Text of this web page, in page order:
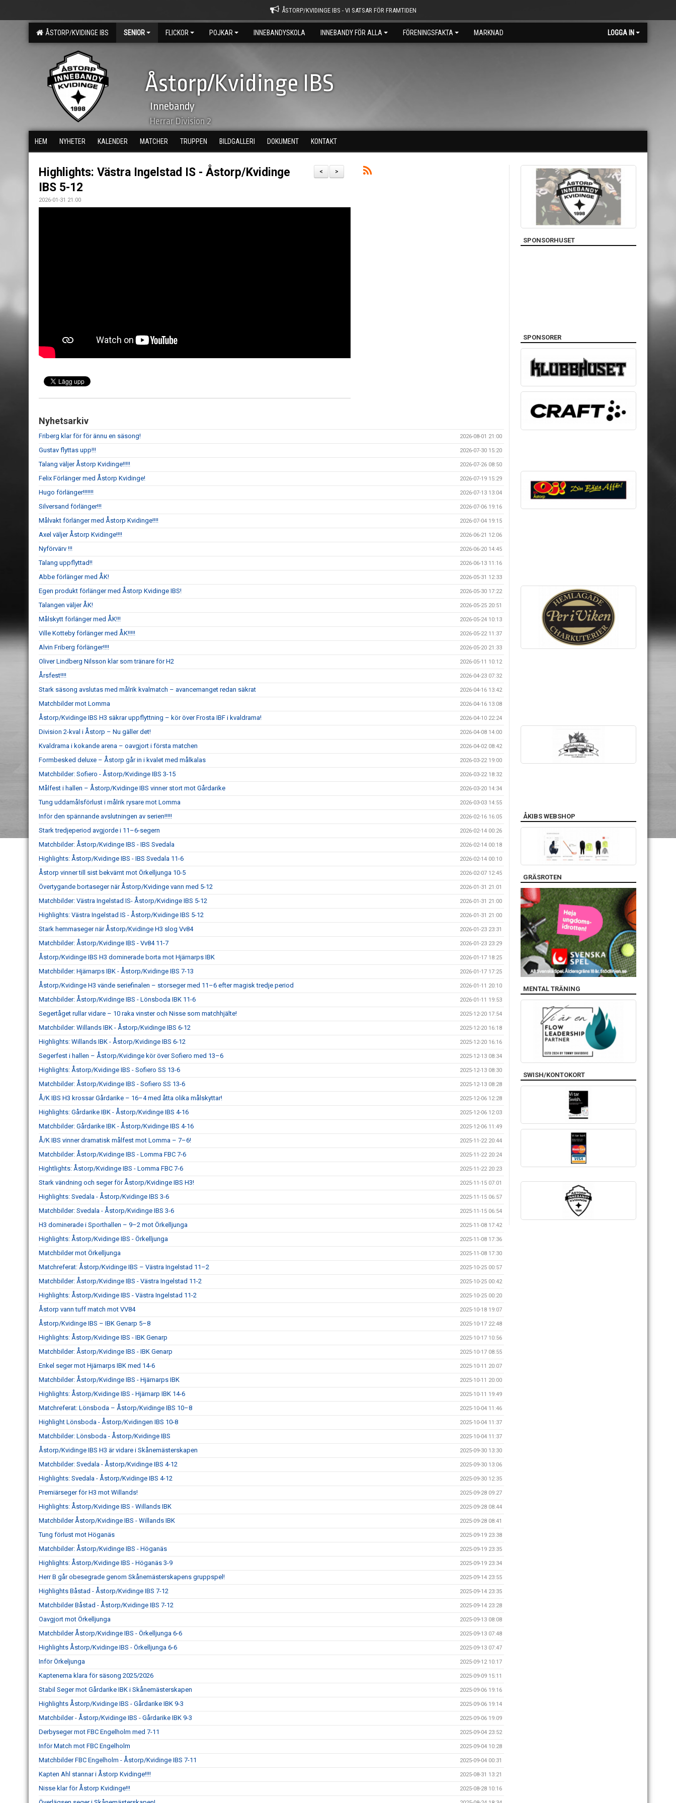
ÅSTORP/KVIDINGE IBS - VI SATSAR FÖR FRAMTIDEN
ÅSTORP/KVIDINGE IBS SENIOR FLICKOR POJKAR INNEBANDYSKOLA INNEBANDY FÖR ALLA FÖRENINGSFAKTA MARKNAD LOGGA IN
Åstorp/Kvidinge IBS
Innebandy
Herrar Division 2
HEM NYHETER KALENDER MATCHER TRUPPEN BILDGALLERI DOKUMENT KONTAKT
>
<
Highlights: Västra Ingelstad IS - Åstorp/Kvidinge
IBS 5-12
2026-01-31 21:00
Nyhetsarkiv
Friberg klar för för ännu en säsong! 2026-08-01 21:00
Gustav flyttas upp!!! 2026-07-30 15:20
Talang väljer Åstorp Kvidinge!!!!! 2026-07-26 08:50
Felix Förlänger med Åstorp Kvidinge! 2026-07-19 15:29
Hugo förlänger!!!!!!! 2026-07-13 13:04
Silversand förlänger!!! 2026-07-06 19:16
Målvakt förlänger med Åstorp Kvidinge!!!! 2026-07-04 19:15
Axel väljer Åstorp Kvidinge!!!! 2026-06-21 12:06
Nyförvärv !!! 2026-06-20 14:45
Talang uppflyttad!! 2026-06-13 11:16
Abbe förlänger med ÅK! 2026-05-31 12:33
Egen produkt förlänger med Åstorp Kvidinge IBS! 2026-05-30 17:22
Talangen väljer ÅK! 2026-05-25 20:51
Målskytt förlänger med ÅK!!! 2026-05-24 10:13
Ville Kotteby förlänger med ÅK!!!!! 2026-05-22 11:37
Alvin Friberg förlänger!!!! 2026-05-20 21:33
Oliver Lindberg Nilsson klar som tränare för H2 2026-05-11 10:12
Årsfest!!!! 2026-04-23 07:32
Stark säsong avslutas med målrik kvalmatch – avancemanget redan säkrat 2026-04-16 13:42
Matchbilder mot Lomma 2026-04-16 13:08
Åstorp/Kvidinge IBS H3 säkrar uppflyttning – kör över Frosta IBF i kvaldrama! 2026-04-10 22:24
Division 2-kval i Åstorp – Nu gäller det! 2026-04-08 14:00
Kvaldrama i kokande arena – oavgjort i första matchen 2026-04-02 08:42
Formbesked deluxe – Åstorp går in i kvalet med målkalas 2026-03-22 19:00
Matchbilder: Sofiero - Åstorp/Kvidinge IBS 3-15 2026-03-22 18:32
Målfest i hallen – Åstorp/Kvidinge IBS vinner stort mot Gårdarike 2026-03-20 14:34
Tung uddamålsförlust i målrik rysare mot Lomma 2026-03-03 14:55
Inför den spännande avslutningen av serien!!!!! 2026-02-16 16:05
Stark tredjeperiod avgjorde i 11–6-segern 2026-02-14 00:26
Matchbilder: Åstorp/Kvidinge IBS - IBS Svedala 2026-02-14 00:18
Highlights: Åstorp/Kvidinge IBS - IBS Svedala 11-6 2026-02-14 00:10
Åstorp vinner till sist bekvämt mot Örkelljunga 10-5 2026-02-07 12:45
Övertygande bortaseger när Åstorp/Kvidinge vann med 5-12 2026-01-31 21:01
Matchbilder: Västra Ingelstad IS- Åstorp/Kvidinge IBS 5-12 2026-01-31 21:00
Highlights: Västra Ingelstad IS - Åstorp/Kvidinge IBS 5-12 2026-01-31 21:00
Stark hemmaseger när Åstorp/Kvidinge H3 slog Vv84 2026-01-23 23:31
Matchbilder: Åstorp/Kvidinge IBS - Vv84 11-7 2026-01-23 23:29
Åstorp/Kvidinge IBS H3 dominerade borta mot Hjärnarps IBK 2026-01-17 18:25
Matchbilder: Hjärnarps IBK - Åstorp/Kvidinge IBS 7-13 2026-01-17 17:25
Åstorp/Kvidinge H3 vände seriefinalen – storseger med 11–6 efter magisk tredje period 2026-01-11 20:10
Matchbilder: Åstorp/Kvidinge IBS - Lönsboda IBK 11-6 2026-01-11 19:53
Segertåget rullar vidare – 10 raka vinster och Nisse som matchhjälte! 2025-12-20 17:54
Matchbilder: Willands IBK - Åstorp/Kvidinge IBS 6-12 2025-12-20 16:18
Highlights: Willands IBK - Åstorp/Kvidinge IBS 6-12 2025-12-20 16:16
Segerfest i hallen – Åstorp/Kvidinge kör över Sofiero med 13–6 2025-12-13 08:34
Highlights: Åstorp/Kvidinge IBS - Sofiero SS 13-6 2025-12-13 08:30
Matchbilder: Åstorp/Kvidinge IBS - Sofiero SS 13-6 2025-12-13 08:28
Å/K IBS H3 krossar Gårdarike – 16–4 med åtta olika målskyttar! 2025-12-06 12:28
Highlights: Gårdarike IBK - Åstorp/Kvidinge IBS 4-16 2025-12-06 12:03
Matchbilder: Gårdarike IBK - Åstorp/Kvidinge IBS 4-16 2025-12-06 11:49
Å/K IBS vinner dramatisk målfest mot Lomma – 7–6! 2025-11-22 20:44
Matchbilder: Åstorp/Kvidinge IBS - Lomma FBC 7-6 2025-11-22 20:24
Hightlights: Åstorp/Kvidinge IBS - Lomma FBC 7-6 2025-11-22 20:23
Stark vändning och seger för Åstorp/Kvidinge IBS H3! 2025-11-15 07:01
Highlights: Svedala - Åstorp/Kvidinge IBS 3-6 2025-11-15 06:57
Matchbilder: Svedala - Åstorp/Kvidinge IBS 3-6 2025-11-15 06:54
H3 dominerade i Sporthallen – 9–2 mot Örkelljunga 2025-11-08 17:42
Highlights: Åstorp/Kvidinge IBS - Örkelljunga 2025-11-08 17:36
Matchbilder mot Örkelljunga 2025-11-08 17:30
Matchreferat: Åstorp/Kvidinge IBS – Västra Ingelstad 11–2 2025-10-25 00:57
Matchbilder: Åstorp/Kvidinge IBS - Västra Ingelstad 11-2 2025-10-25 00:42
Highlights: Åstorp/Kvidinge IBS - Västra Ingelstad 11-2 2025-10-25 00:20
Åstorp vann tuff match mot VV84 2025-10-18 19:07
Åstorp/Kvidinge IBS – IBK Genarp 5–8 2025-10-17 22:48
Highlights: Åstorp/Kvidinge IBS - IBK Genarp 2025-10-17 10:56
Matchbilder: Åstorp/Kvidinge IBS - IBK Genarp 2025-10-17 08:55
Enkel seger mot Hjärnarps IBK med 14-6 2025-10-11 20:07
Matchbilder: Åstorp/Kvidinge IBS - Hjärnarps IBK 2025-10-11 20:00
Highlights: Åstorp/Kvidinge IBS - Hjärnarp IBK 14-6 2025-10-11 19:49
Matchreferat: Lönsboda – Åstorp/Kvidinge IBS 10–8 2025-10-04 11:46
Highlight Lönsboda - Åstorp/Kvidingen IBS 10-8 2025-10-04 11:37
Matchbilder: Lönsboda - Åstorp/Kvidinge IBS 2025-10-04 11:37
Åstorp/Kvidinge IBS H3 är vidare i Skånemästerskapen 2025-09-30 13:30
Matchbilder: Svedala - Åstorp/Kvidinge IBS 4-12 2025-09-30 13:06
Highlights: Svedala - Åstorp/Kvidinge IBS 4-12 2025-09-30 12:35
Premiärseger för H3 mot Willands! 2025-09-28 09:27
Highlights: Åstorp/Kvidinge IBS - Willands IBK 2025-09-28 08:44
Matchbilder Åstorp/Kvidinge IBS - Willands IBK 2025-09-28 08:41
Tung förlust mot Höganäs 2025-09-19 23:38
Matchbilder: Åstorp/Kvidinge IBS - Höganäs 2025-09-19 23:35
Highlights: Åstorp/Kvidinge IBS - Höganäs 3-9 2025-09-19 23:34
Herr B går obesegrade genom Skånemästerskapens gruppspel! 2025-09-14 23:55
Highlights Båstad - Åstorp/Kvidinge IBS 7-12 2025-09-14 23:35
Matchbilder Båstad - Åstorp/Kvidinge IBS 7-12 2025-09-14 23:28
Oavgjort mot Örkelljunga 2025-09-13 08:08
Matchbilder Åstorp/Kvidinge IBS - Örkelljunga 6-6 2025-09-13 07:48
Highlights Åstorp/Kvidinge IBS - Örkelljunga 6-6 2025-09-13 07:47
Inför Örkeljunga 2025-09-12 10:17
Kaptenerna klara för säsong 2025/2026 2025-09-09 15:11
Stabil Seger mot Gårdarike IBK i Skånemästerskapen 2025-09-06 19:16
Highlights Åstorp/Kvidinge IBS - Gårdarike IBK 9-3 2025-09-06 19:14
Matchbilder - Åstorp/Kvidinge IBS - Gårdarike IBK 9-3 2025-09-06 19:09
Derbyseger mot FBC Engelholm med 7-11 2025-09-04 23:52
Inför Match mot FBC Engelholm 2025-09-04 10:28
Matchbilder FBC Engelholm - Åstorp/Kvidinge IBS 7-11 2025-09-04 00:31
Kapten Ahl stannar i Åstorp Kvidinge!!!! 2025-08-31 13:21
Nisse klar för Åstorp Kvidinge!!! 2025-08-28 10:16
SPONSORHUSET
SPONSORER
ÅKIBS WEBSHOP
GRÄSROTEN
MENTAL TRÄNING
SWISH/KONTOKORT